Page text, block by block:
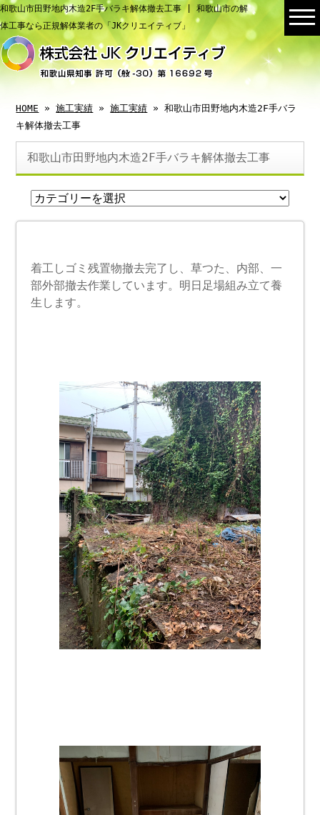
和歌山市田野地内木造2F手バラキ解体撤去工事 | 和歌山市の解
体工事なら正規解体業者の「JKクリエイティブ」
HOME »施工実績 »施工実績 » 和歌山市田野地内木造2F手バラ
キ解体撤去工事
和歌山市田野地内木造2F手バラキ解体撤去工事
着工しゴミ残置物撤去完了し、草つた、内部、一
部外部撤去作業しています。明日足場組み立て養
生します。